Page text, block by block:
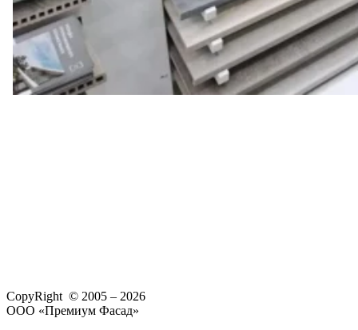
CopyRight © 2005 – 2026
ООО «Премиум Фасад»